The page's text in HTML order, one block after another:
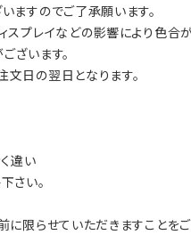
ますのでご了承願います。
プレイなどの影響により色合
ざいます。
日の翌日となります。
違い
さい。
限らせていただきますことをご